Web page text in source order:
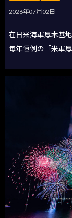
2026年07月02日
在日米海軍厚木基
毎年恒例の「米軍